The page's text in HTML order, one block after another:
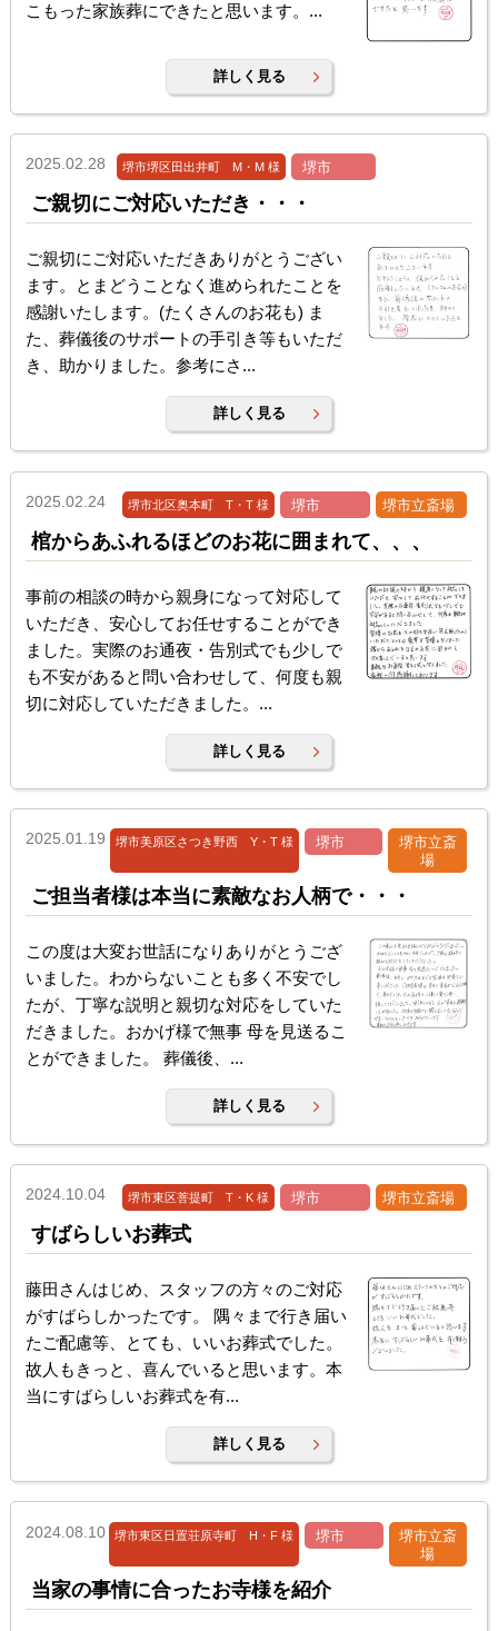
こもった家族葬にできたと思います。...
詳しく見る
2025.02.28 堺市堺区田出井町 M・M 様 堺市
ご親切にご対応いただき・・・
ご親切にご対応いただきありがとうござい
ます。とまどうことなく進められたことを
感謝いたします。(たくさんのお花も) ま
た、葬儀後のサポートの手引き等もいただ
き、助かりました。参考にさ...
詳しく見る
2025.02.24 堺市北区奥本町 T・T 様 堺市 堺市立斎場
棺からあふれるほどのお花に囲まれて、、、
事前の相談の時から親身になって対応して
いただき、安心してお任せすることができ
ました。実際のお通夜・告別式でも少しで
も不安があると問い合わせして、何度も親
切に対応していただきました。...
詳しく見る
2025.01.19 堺市美原区さつき野西 Y・T 様 堺市
堺市立斎
場
ご担当者様は本当に素敵なお人柄で・・・
この度は大変お世話になりありがとうござ
いました。わからないことも多く不安でし
たが、丁寧な説明と親切な対応をしていた
だきました。おかげ様で無事 母を見送るこ
とができました。 葬儀後、...
詳しく見る
2024.10.04 堺市東区菩提町 T・K 様 堺市 堺市立斎場
すばらしいお葬式
藤田さんはじめ、スタッフの方々のご対応
がすばらしかったです。 隅々まで行き届い
たご配慮等、とても、いいお葬式でした。
故人もきっと、喜んでいると思います。本
当にすばらしいお葬式を有...
詳しく見る
2024.08.10 堺市東区日置荘原寺町 H・F 様 堺市
堺市立斎
場
当家の事情に合ったお寺様を紹介